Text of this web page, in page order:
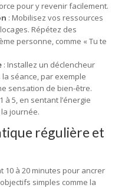
pour y revenir facilement.
: Mobilisez vos ressources
Répétez des
personne, comme « Tu te
: Installez un déclencheur
séance, par exemple
sensation de bien-être.
à 5, en sentant l’énergie
journée.
régulière et
à 20 minutes pour ancrer
simples comme la